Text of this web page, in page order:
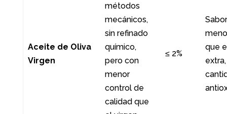
Aceite de Oliva
Virgen
métodos
mecánicos,
sin refinado
químico,
pero con
menor
control de
calidad que
≤ 2%
que